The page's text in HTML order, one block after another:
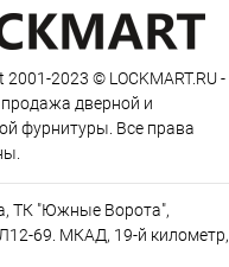
2001-2023 © LOCKMART.RU -
дверной и
фурнитуры. Все права
ТК "Южные Ворота",
69. МКАД, 19-й километр,